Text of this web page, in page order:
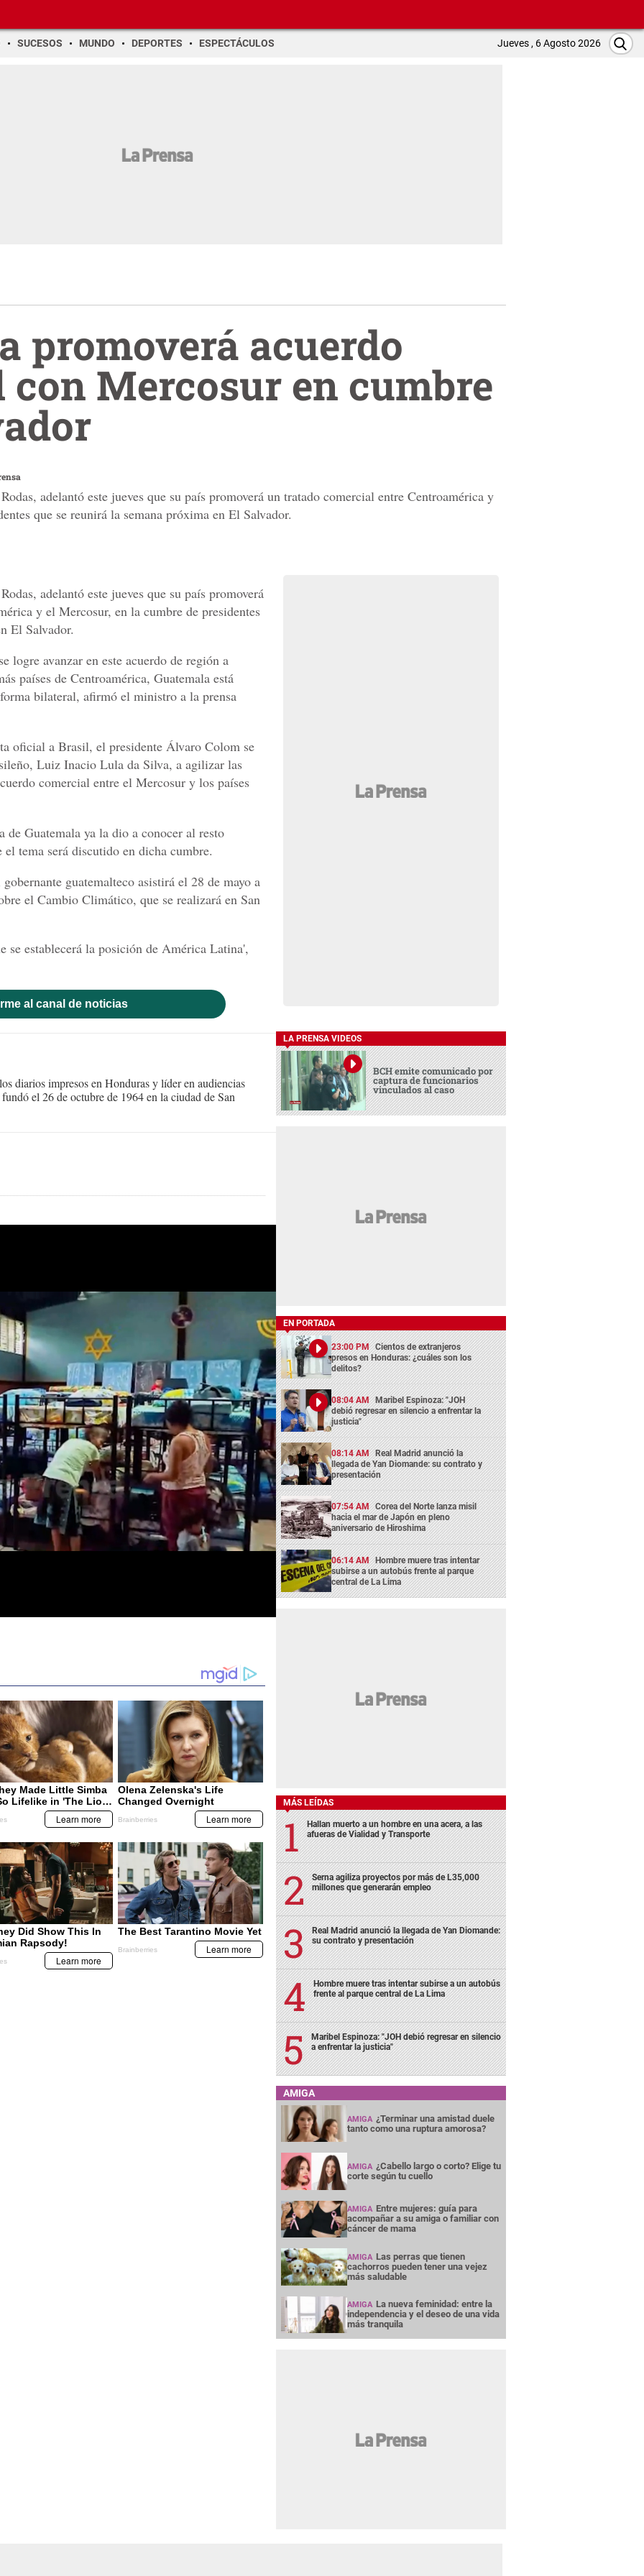
SUCESOS MUNDO DEPORTES ESPECTÁCULOS Jueves , 6 Agosto 2026
promoverá acuerdo
Mercosur en cumbre
adelantó este jueves que su país promoverá un tratado comercial entre Centroamérica y
que se reunirá la semana próxima en El Salvador.
adelantó este jueves que su país promoverá
y el Mercosur, en la cumbre de presidentes
El Salvador.
logre avanzar en este acuerdo de región a
países de Centroamérica, Guatemala está
bilateral, afirmó el ministro a la prensa
oficial a Brasil, el presidente Álvaro Colom se
Luiz Inacio Lula da Silva, a agilizar las
comercial entre el Mercosur y los países
Guatemala ya la dio a conocer al resto
tema será discutido en dicha cumbre.
guatemalteco asistirá el 28 de mayo a
el Cambio Climático, que se realizará en San
se establecerá la posición de América Latina',
al canal de noticias
diarios impresos en Honduras y líder en audiencias
el 26 de octubre de 1964 en la ciudad de San
LA PRENSA VIDEOS
BCH emite comunicado por
captura de funcionarios
vinculados al caso
EN PORTADA
23:00 PM Cientos de extranjeros
presos en Honduras: ¿cuáles son los
delitos?
08:04 AM Maribel Espinoza: "JOH
debió regresar en silencio a enfrentar la
justicia"
08:14 AM Real Madrid anunció la
llegada de Yan Diomande: su contrato y
presentación
07:54 AM Corea del Norte lanza misil
hacia el mar de Japón en pleno
aniversario de Hiroshima
06:14 AM Hombre muere tras intentar
subirse a un autobús frente al parque
central de La Lima
MÁS LEÍDAS
Hallan muerto a un hombre en una acera, a las
afueras de Vialidad y Transporte
Serna agiliza proyectos por más de L35,000
millones que generarán empleo
Real Madrid anunció la llegada de Yan Diomande:
su contrato y presentación
Hombre muere tras intentar subirse a un autobús
frente al parque central de La Lima
Maribel Espinoza: "JOH debió regresar en silencio
a enfrentar la justicia"
AMIGA
AMIGA ¿Terminar una amistad duele
tanto como una ruptura amorosa?
AMIGA ¿Cabello largo o corto? Elige tu
corte según tu cuello
AMIGA Entre mujeres: guía para
acompañar a su amiga o familiar con
cáncer de mama
AMIGA Las perras que tienen
cachorros pueden tener una vejez
más saludable
AMIGA La nueva feminidad: entre la
independencia y el deseo de una vida
más tranquila